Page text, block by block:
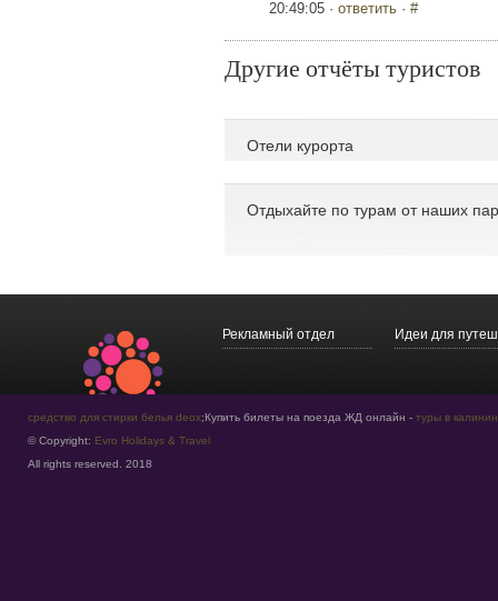
20:49:05 · ответить · #
Другие отчёты туристов
Отели курорта
Отдыхайте по турам от наших
Рекламный отдел Идеи для
средство для стирки белья deox;Купить билеты на поезда ЖД онлайн - туры в
© Copyright: Evro Holidays & Travel
All rights reserved. 2018